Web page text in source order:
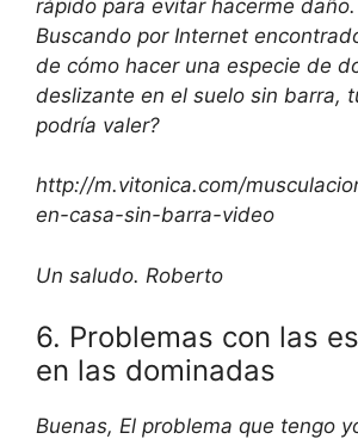
rápido para evitar hacerme daño.
Buscando por Internet
de cómo hacer una especie de
deslizante en el suelo sin barra,
podría valer?
http://m.vitonica.com/
en-casa-sin-barra-video
Un saludo. Roberto
6. Problemas con las
en las dominadas
Buenas, El problema que tengo